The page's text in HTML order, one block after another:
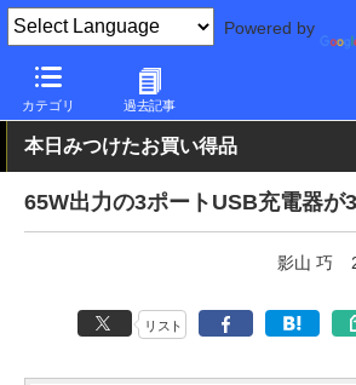
Powered by
カテゴリ 過去記事
PC Watch 半導体/周辺機器
本日みつけたお買い得品
65W出力の3ポートUSB充電器が
影山 巧
リスト